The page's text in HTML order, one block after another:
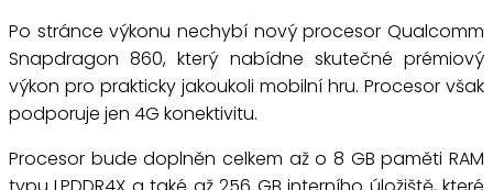
Po stránce výkonu nechybí nový procesor Qualcomm
Snapdragon 860, který nabídne skutečné prémiový
výkon pro prakticky jakoukoli mobilní hru. Procesor však
podporuje jen 4G konektivitu.
Procesor bude doplněn celkem až o 8 GB paměti RAM